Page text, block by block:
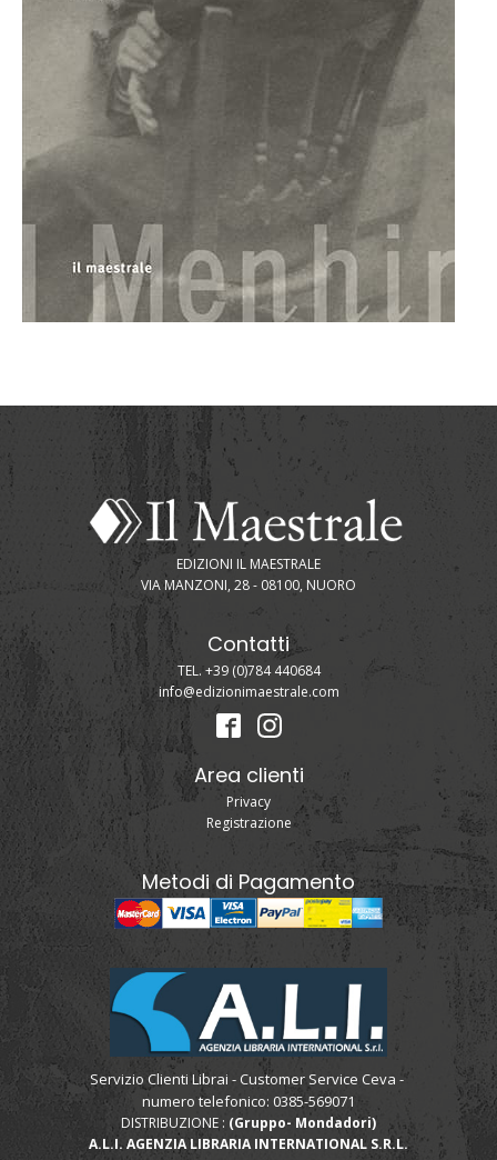
EDIZIONI IL MAESTRALE
VIA MANZONI, 28 - 08100, NUORO
Contatti
TEL. +39 (0)784 440684
info@edizionimaestrale.com
Area clienti
Privacy
Registrazione
Metodi di Pagamento
Servizio Clienti Librai - Customer Service Ceva -
numero telefonico: 0385-569071
DISTRIBUZIONE : (Gruppo- Mondadori)
A.L.I. AGENZIA LIBRARIA INTERNATIONAL S.R.L.